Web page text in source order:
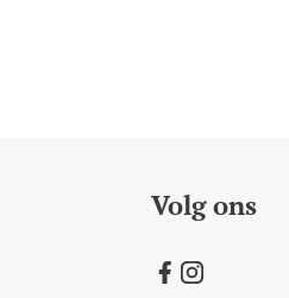
Volg ons
Facebook
Instagram